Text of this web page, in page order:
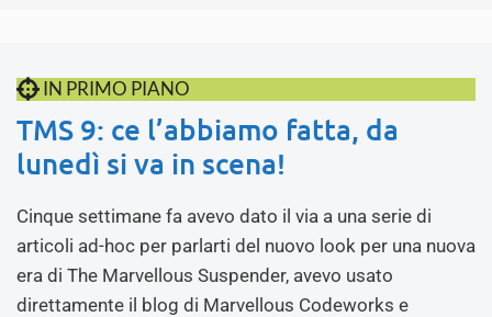
IN PRIMO PIANO
TMS 9: ce l’abbiamo fatta, da
lunedì si va in scena!
Cinque settimane fa avevo dato il via a una serie di
articoli ad-hoc per parlarti del nuovo look per una nuova
era di The Marvellous Suspender, avevo usato
direttamente il blog di Marvellous Codeworks e